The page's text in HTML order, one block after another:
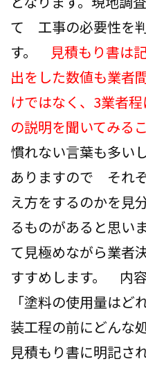
て 工事の必要性を
す。
見積もり書は
出を した数値も業者
けではなく、3業者
の説明を聞いてみる
慣れない言葉も多い
ありますので それ
え方をするのかを見
るものがあると思い
て見極めながら業者
すすめします。 内
「塗料の使用量はど
装工程の前にどんな
見積もり書に明記さ